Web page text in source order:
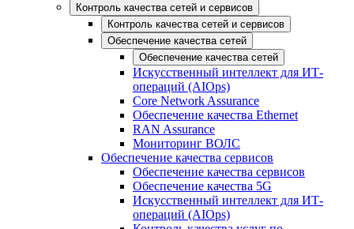
Контроль качества сетей и сервисов
Контроль качества сетей и сервисов
Обеспечение качества сетей
Обеспечение качества сетей
Искусственный интеллект для ИТ-
операций (AIOps)
Core Network Assurance
Обеспечение качества Ethernet
RAN Assurance
Мониторинг ВОЛС
Обеспечение качества сервисов
Обеспечение качества сервисов
Обеспечение качества 5G
Искусственный интеллект для ИТ-
операций (AIOps)